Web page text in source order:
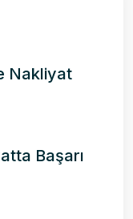
Nakliyat
Başarı